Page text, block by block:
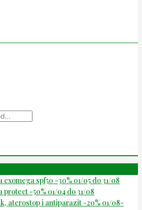
spf50 -30% 01/05 do 31/08
protect -50% 01/04 do 31/08
aterostop i antiparazit -20% 01/08-